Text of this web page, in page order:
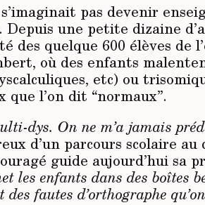
pas devenir
Depuis une petite dizaine
des quelque 600 élèves de
où des enfants
etc) ou
l’on dit “normaux”.
dys. On ne m’a jamais
d’un parcours scolaire au
guide aujourd’hui sa
les enfants dans des boîtes
des fautes d’orthographe